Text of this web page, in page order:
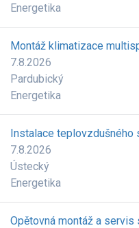
Energetika
Montáž klimatizace
7.8.2026
Pardubický
Energetika
Instalace teplovzdušného
7.8.2026
Ústecký
Energetika
Opětovná montáž a